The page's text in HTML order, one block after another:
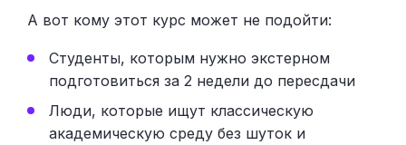
А вот кому этот курс может не подойти:
Студенты, которым нужно экстерном
подготовиться за 2 недели до пересдачи
Люди, которые ищут классическую
академическую среду без шуток и